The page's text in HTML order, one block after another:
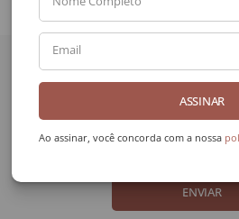
Email
ASSINAR
Ao assinar, você concorda com a nossa
da Galeria
Nome Completo
ENVIAR